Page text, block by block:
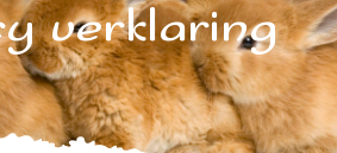
verklaring